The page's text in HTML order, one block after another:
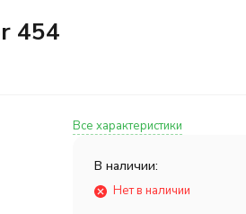
454
Все характеристики
В наличии:
Нет в наличии